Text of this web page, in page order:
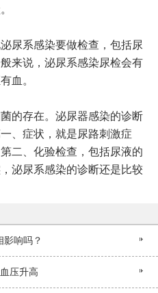
系感染要做检查，包括尿
来说，泌尿系感染尿检会有
血。
存在。泌尿器感染的诊断
、症状，就是尿路刺激症
二、化验检查，包括尿液的
泌尿系感染的诊断还是比较
影响吗？
压升高